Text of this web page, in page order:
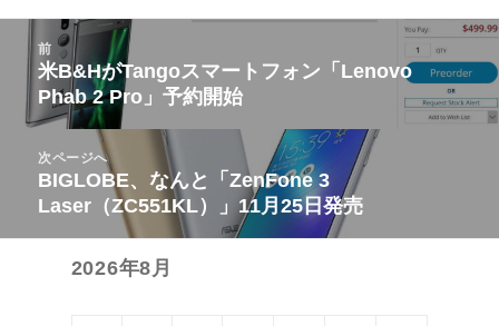
前
前
の
稿:
米B&HがTangoスマートフォン「Lenovo
Phab 2 Pro」予約開始
次ページへ
次
の
投
BIGLOBE、なんと「ZenFone 3
Laser（ZC551KL）」11月25日発売
2026年8月